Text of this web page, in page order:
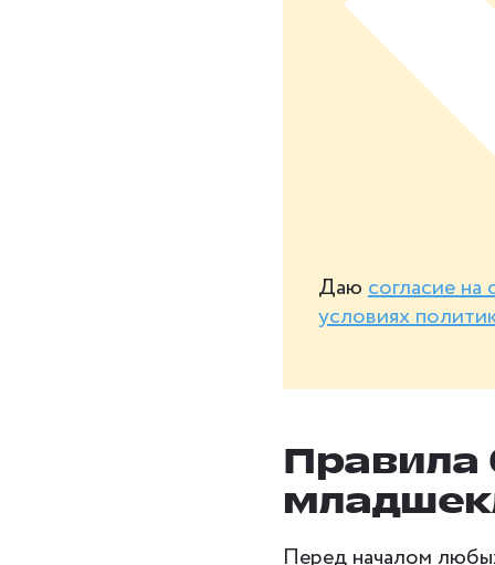
Даю согласие
условиях
Правила
Перед началом